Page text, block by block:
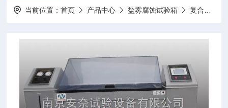
当前位置：首页 产品中心 盐雾腐蚀试验箱 复合盐雾试验箱